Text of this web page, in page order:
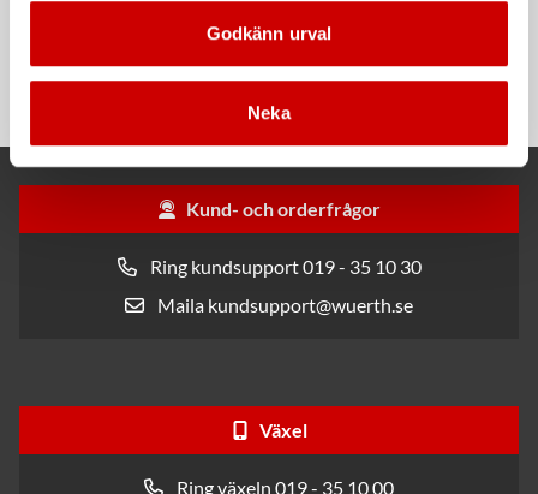
Godkänn urval
Neka
För snabb och effektiv rengöring
metall-, plast- och gummidetaljer.
Kund- och orderfrågor
Ring kundsupport 019 - 35 10 30
Maila kundsupport@wuerth.se
Växel
Ring växeln 019 - 35 10 00